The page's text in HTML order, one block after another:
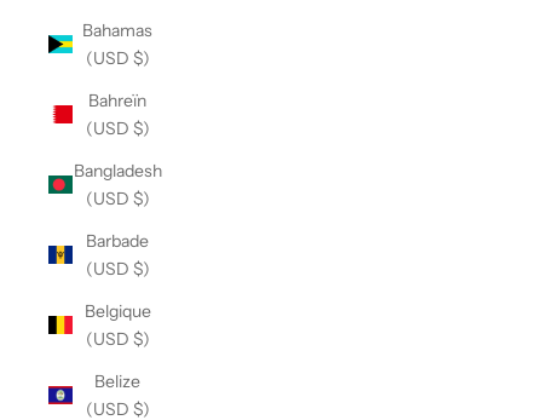
Bahamas
(USD $)
Bahreïn
(USD $)
Bangladesh
(USD $)
Barbade
(USD $)
Belgique
(USD $)
Belize
(USD $)